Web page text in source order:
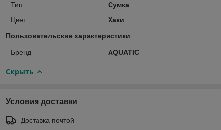
Тип
Сумка
Цвет
Хаки
Пользовательские характеристики
Бренд AQUATIC
Скрыть
Условия доставки
Доставка почтой